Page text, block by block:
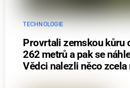
TECHNOLOGIE
Provrtali zemskou kůru
262 metrů a pak se
Vědci nalezli něco zcela